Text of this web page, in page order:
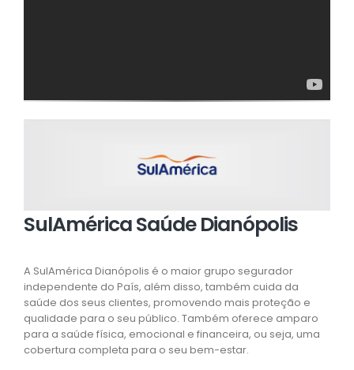
SulAmérica Saúde Dianópolis
A SulAmérica Dianópolis é o maior grupo segurador
independente do País, além disso, também cuida da
saúde dos seus clientes, promovendo mais proteção e
qualidade para o seu público. Também oferece amparo
para a saúde física, emocional e financeira, ou seja, uma
cobertura completa para o seu bem-estar.